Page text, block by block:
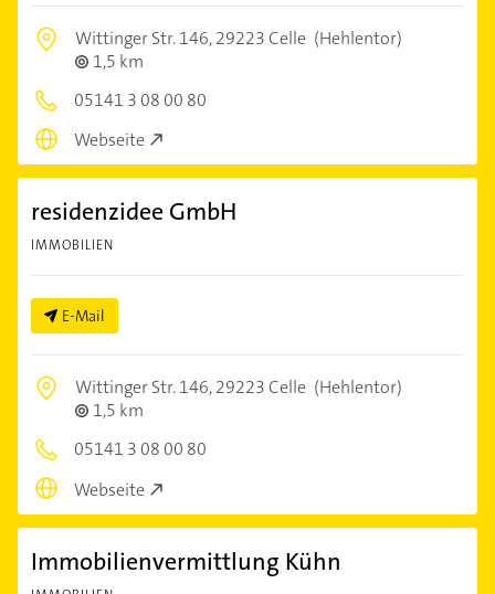
Wittinger Str. 146,29223 Celle (Hehlentor)
1,5 km
05141 3 08 00 80
Webseite
residenzidee GmbH
IMMOBILIEN
E-Mail
Wittinger Str. 146,29223 Celle (Hehlentor)
1,5 km
05141 3 08 00 80
Webseite
Immobilienvermittlung Kühn